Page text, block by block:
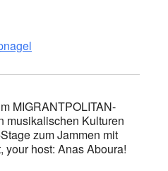
MIGRANTPOLITAN-
musikalischen Kulturen
zum Jammen mit
your host: Anas Aboura!